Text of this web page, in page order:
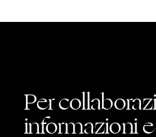
essere
scelte
Per
informazioni